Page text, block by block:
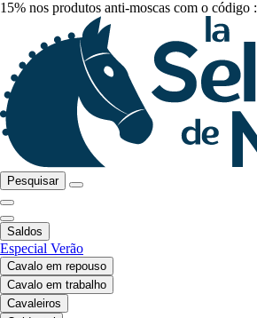
15% nos produtos anti-moscas com o código :
Pesquisar
Saldos
Especial Verão
Cavalo em repouso
Cavalo em trabalho
Cavaleiros